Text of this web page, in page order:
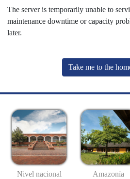
The server is temporarily unable to
maintenance downtime or capacity
later.
Take me to the
Nivel nacional Amazonía